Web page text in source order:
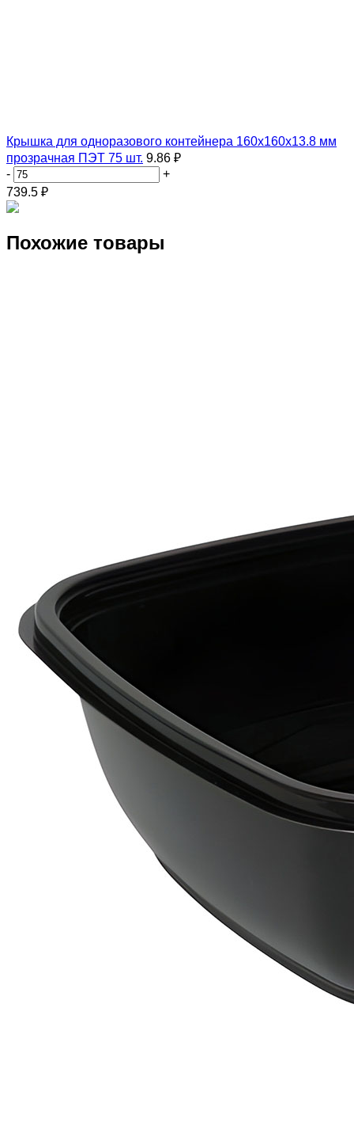
Крышка для одноразового контейнера 160х160х13.8 мм
прозрачная ПЭТ 75 шт. 9.86 ₽
-
+
739.5 ₽
Похожие товары